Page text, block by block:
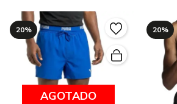
20%
AGOTADO
20%